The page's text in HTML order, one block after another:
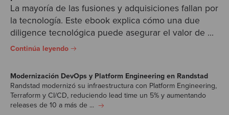
La mayoría de las fusiones y adquisiciones fallan por
la tecnología. Este ebook explica cómo una due
diligence tecnológica puede asegurar el valor de ...
Continúa leyendo
Modernización DevOps y Platform Engineering en Randstad
Randstad modernizó su infraestructura con Platform Engineering,
Terraform y CI/CD, reduciendo lead time un 5% y aumentando
releases de 10 a más de ...